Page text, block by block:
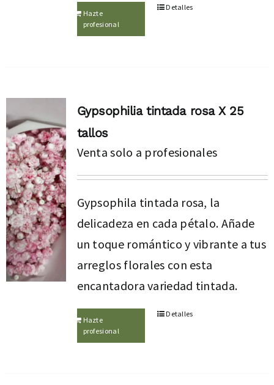
Hazte
profesional
Detalles
Gypsophilia tintada rosa X 25
tallos
Venta solo a profesionales
Gypsophila tintada rosa, la
delicadeza en cada pétalo. Añade
un toque romántico y vibrante a tus
arreglos florales con esta
encantadora variedad tintada.
Hazte
profesional
Detalles